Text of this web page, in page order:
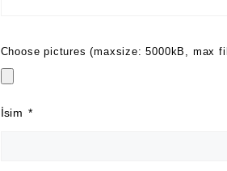
Choose pictures (maxsize: 5000kB, max
İsim *